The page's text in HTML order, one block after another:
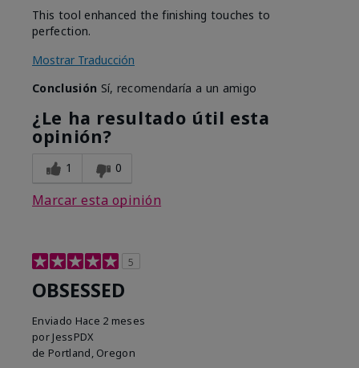
This tool enhanced the finishing touches to
perfection.
Mostrar Traducción
Conclusión Sí, recomendaría a un amigo
¿Le ha resultado útil esta
opinión?
1 0
Marcar esta opinión
5
OBSESSED
Enviado Hace 2 meses
por JessPDX
de Portland, Oregon